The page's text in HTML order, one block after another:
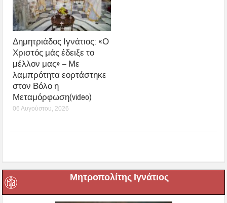
Δημητριάδος Ιγνάτιος: «Ο
Χριστός μάς έδειξε το
μέλλον μας» – Με
λαμπρότητα εορτάστηκε
στον Βόλο η
Μεταμόρφωση(video)
06 Αυγούστου, 2026
Μητροπολίτης Ιγνάτιος